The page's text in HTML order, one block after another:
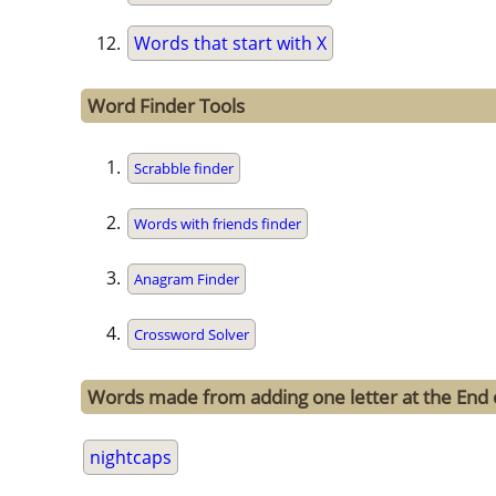
Words that start with X
Word Finder Tools
Scrabble finder
Words with friends finder
Anagram Finder
Crossword Solver
Words made from adding one letter at the End
nightcaps